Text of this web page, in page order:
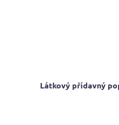
Látkový přídavný